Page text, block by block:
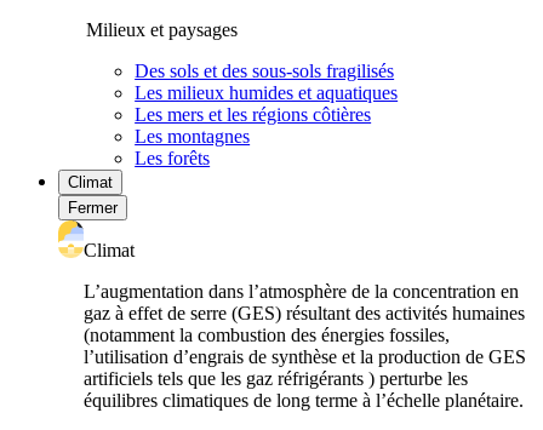
Milieux et paysages
Des sols et des sous-sols fragilisés
Les milieux humides et aquatiques
Les mers et les régions côtières
Les montagnes
Les forêts
Climat
Fermer
Climat
L’augmentation dans l’atmosphère de la concentration en
gaz à effet de serre (GES) résultant des activités humaines
(notamment la combustion des énergies fossiles,
l’utilisation d’engrais de synthèse et la production de GES
artificiels tels que les gaz réfrigérants ) perturbe les
équilibres climatiques de long terme à l’échelle planétaire.